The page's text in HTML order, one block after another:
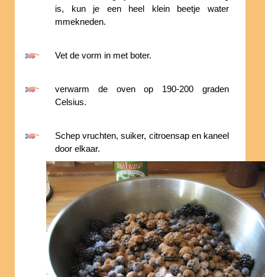
is, kun je een heel klein beetje water
mmekneden.
Vet de vorm in met boter.
verwarm de oven op 190-200 graden
Celsius.
Schep vruchten, suiker, citroensap en kaneel
door elkaar.